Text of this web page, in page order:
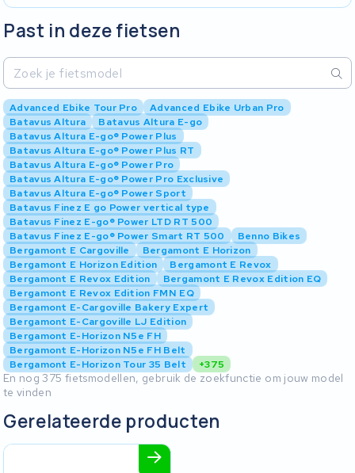
Past in deze fietsen
Advanced Ebike Tour Pro
Advanced Ebike Urban Pro
Batavus Altura
Batavus Altura E-go
Batavus Altura E-go® Power Plus
Batavus Altura E-go® Power Plus RT
Batavus Altura E-go® Power Pro
Batavus Altura E-go® Power Pro Exclusive
Batavus Altura E-go® Power Sport
Batavus Finez E go Power vertical type
Batavus Finez E-go® Power LTD RT 500
Batavus Finez E-go® Power Smart RT 500
Benno Bikes
Bergamont E Cargoville
Bergamont E Horizon
Bergamont E Horizon Edition
Bergamont E Revox
Bergamont E Revox Edition
Bergamont E Revox Edition EQ
Bergamont E Revox Edition FMN EQ
Bergamont E-Cargoville Bakery Expert
Bergamont E-Cargoville LJ Edition
Bergamont E-Horizon N5e FH
Bergamont E-Horizon N5e FH Belt
Bergamont E-Horizon Tour 35 Belt
+375
En nog 375 fietsmodellen, gebruik de zoekfunctie om jouw model
te vinden
Gerelateerde producten